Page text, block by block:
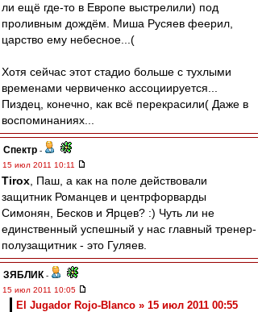
ли ещё где-то в Европе выстрелили) под
проливным дождём. Миша Русяев феерил,
царство ему небесное...(
Хотя сейчас этот стадио больше с тухлыми
временами червиченко ассоциируется...
Пиздец, конечно, как всё перекрасили( Даже в
воспоминаниях...
Спектр -
15 июл 2011 10:11
Tirox , Паш, а как на поле действовали
защитник Романцев и центрфорварды
Симонян, Бесков и Ярцев? :) Чуть ли не
единственный успешный у нас главный тренер-
полузащитник - это Гуляев.
ЗЯБЛИК -
15 июл 2011 10:05
El Jugador Rojo-Blanco » 15 июл 2011 00:55